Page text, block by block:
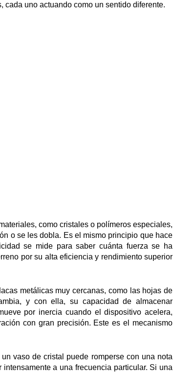
uno actuando como un sentido diferente.
como cristales o polímeros especiales,
o se les dobla. Es el mismo principio que hace
se mide para saber cuánta fuerza se ha
por su alta eficiencia y rendimiento superior
metálicas muy cercanas, como las hojas de
y con ella, su capacidad de almacenar
por inercia cuando el dispositivo acelera,
con gran precisión. Este es el mecanismo
vaso de cristal puede romperse con una nota
a una frecuencia particular. Si una